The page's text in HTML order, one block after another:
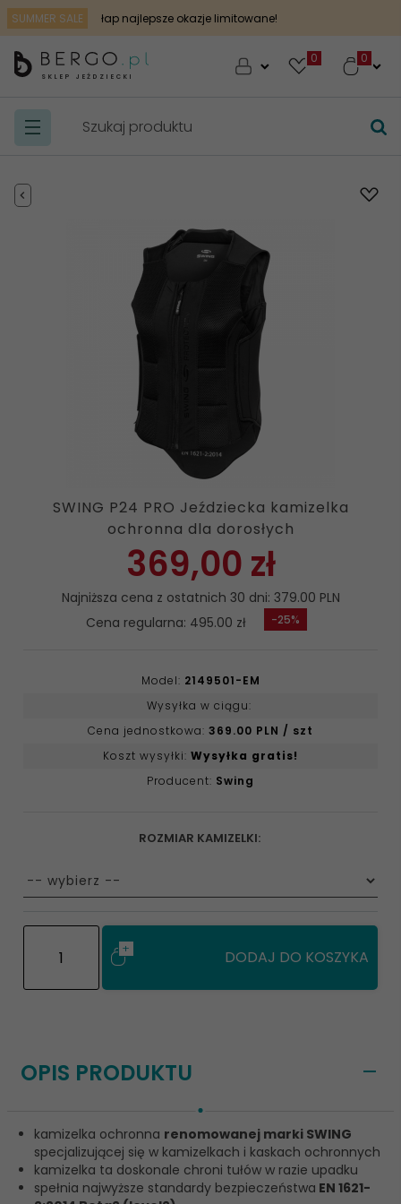
SUMMER SALE łap najlepsze okazje limitowane!
SKLEP JEŹDZIECKI
0
SWING P24 PRO Jeździecka kamizelka
ochronna dla dorosłych
-25%
369,00 zł
Najniższa cena z ostatnich 30 dni: 379.00 PLN
Cena regularna: 495.00 zł
Model: 2149501-EM
Wysyłka w ciągu:
Cena jednostkowa: 369.00 PLN / szt
Koszt wysyłki: Wysyłka gratis!
Producent: Swing
ROZMIAR KAMIZELKI:
options[78]
DODAJ DO KOSZYKA
OPIS PRODUKTU
kamizelka ochronna renomowanej marki SWING
specjalizującej się w kamizelkach i kaskach ochronnych
kamizelka ta doskonale chroni tułów w razie upadku
spełnia najwyższe standardy bezpieczeństwa EN 1621-